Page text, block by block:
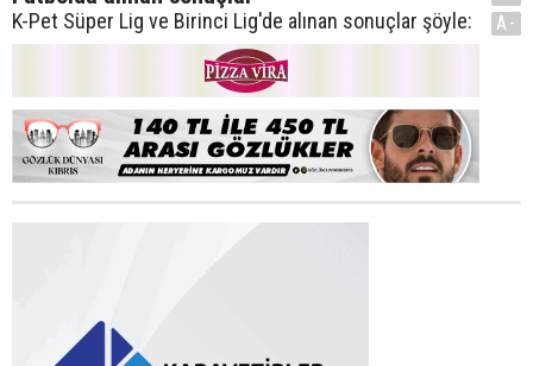
K-Pet Süper Lig ve Birinci Lig'de alınan sonuçlar şöyle:
A-